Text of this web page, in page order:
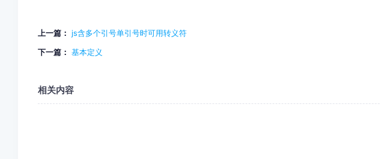
上一篇：
js含多个引号单引号时可用转义符
下一篇： 基本定义
相关内容